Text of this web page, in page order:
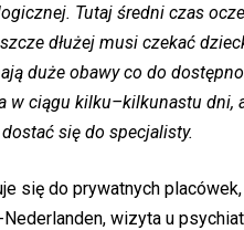
Tutaj średni czas
dłużej musi czekać
duże obawy co do
w ciągu kilku–kilkunastu dni,
się do specjalisty.
się do prywatnych
wizyta u